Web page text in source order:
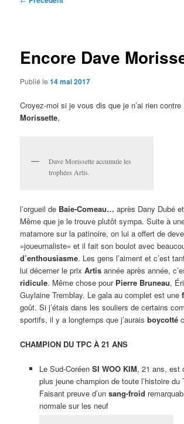
Encore Dave
Publié le14 mai 2017
Croyez-moi si je vous dis que je n’ai rien contre
Morissette,
Dave Morissette accumule les
trophées Artis.
l’orgueil de Baie-Comeau… après Dany Dubé
Même que je le trouve plutôt sympa. Suite à
matamore sur la patinoire, on lui a offert de
«joueurnaliste» et il fait son boulot avec
d’enthousiasme. Les gens l’aiment et c’est
lui décerner le prixArtis année après année,
ridicule. Même chose pour Pierre Bruneau,
Guylaine Tremblay. Le gala au complet est une
goût. Si j’étais dans les souliers de certains
sportifs, il y a longtemps que j’auraisboycotté
CHAMPION DU TPC À 21 ANS
Le Sud-Coréen SI WOO KIM, 21 ans, est
plus jeune champion de toute l’histoire du
Faisant preuve d’un sang-froid
normale sur les neuf